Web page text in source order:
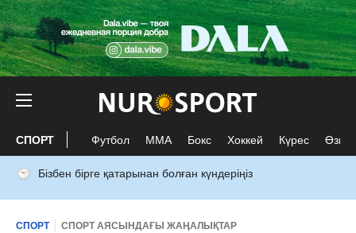
СПОРТ Футбол ММА Бокс Хоккей Күрес Өзге
Бізбен бірге қатарынан болған күндеріңіз
СПОРТ СПОРТ АЯСЫНДАҒЫ ЖАҢАЛЫҚТАР